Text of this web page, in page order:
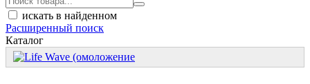
искать в найденном
Расширенный поиск
Каталог